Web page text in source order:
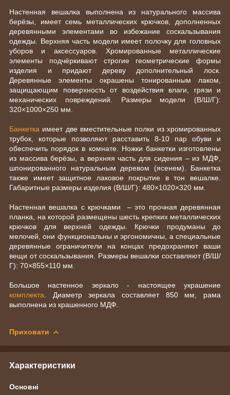
Настенная вешалка выполнена из натурального массива
берёзы, имеет семь металлических крючков, дополненных
деревянными элементами во избежание соскальзывания
одежды. Верхняя часть модели имеет полочку для головных
уборов и аксессуаров. Хромированные металлические
элементы подчёркивают строгие геометрические формы
изделия и придают дереву дополнительный лоск.
Деревянные элементы окрашены тонированным лаком,
защищающим поверхность от воздействия влаги, грязи и
механических повреждений. Размеры модели (В/Ш/Г):
320×1000×250 мм.
Банкетка имеет две вместительные полки из хромированных
трубок, которые позволяют расставить 8-10 пар обуви и
обеспечить порядок в комнате. Ножки банкетки изготовлены
из массива берёзы, а верхняя часть для сидения – из МДФ,
шпонированного натуральным деревом (ясенем). Банкетка
также имеет защитное лаковое покрытие в тон вешалке.
Габаритные размеры изделия (В/Ш/Г): 480×1020×320 мм.
Настенная вешалка с крючками – это прочная деревянная
планка, на которой размещены шесть крепких металлических
крючков для верхней одежды. Крючки продуманы до
мелочей, они функциональны и эргономичны, а специальные
деревянные ограничители на концах предохраняют ваши
вещи от соскальзывания. Размеры вешалки составляют (В/Ш/
Г): 70×855×110 мм.
Большое настенное зеркало - настоящее украшение
комплекта . Диаметр зеркала составляет 850 мм, рама
выполнена из крашенного МДФ.
Приховати
Характеристики
Основні